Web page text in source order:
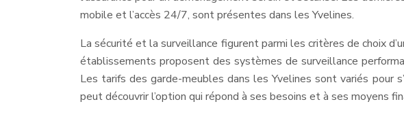
mobile et l’accès 24/7, sont présentes dans les Yvelines.
La sécurité et la surveillance figurent parmi les critères de choix
établissements proposent des systèmes de surveillance
Les tarifs des garde-meubles dans les Yvelines sont variés pour
peut découvrir l’option qui répond à ses besoins et à ses moyens